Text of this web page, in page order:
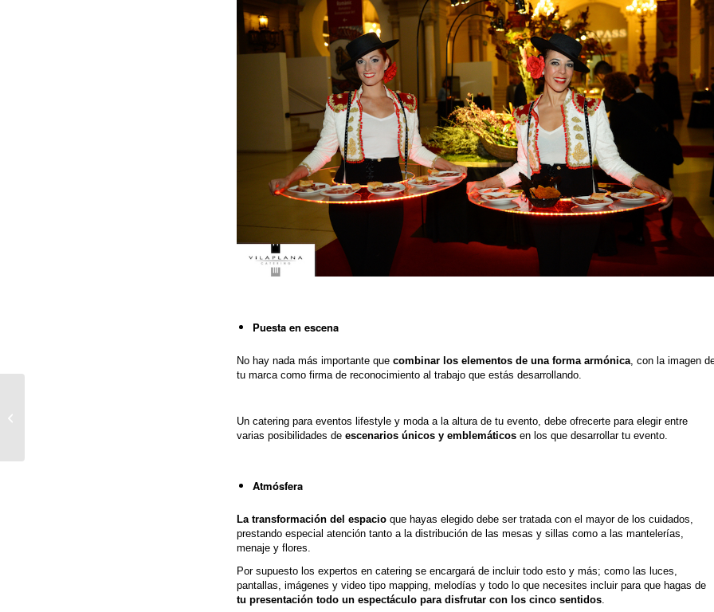
Puesta en escena
No hay nada más importante que combinar los elementos de una forma armónica, con la imagen
tu marca como firma de reconocimiento al trabajo que estás desarrollando.
Un catering para eventos lifestyle y moda a la altura de tu evento, debe ofrecerte para elegir entre
varias posibilidades de escenarios únicos y emblemáticos en los que desarrollar tu evento.
Atmósfera
La transformación del espacio que hayas elegido debe ser tratada con el mayor de los cuidados,
prestando especial atención tanto a la distribución de las mesas y sillas como a las mantelerías,
menaje y flores.
Por supuesto los expertos en catering se encargará de incluir todo esto y más; como las luces,
pantallas, imágenes y video tipo mapping, melodías y todo lo que necesites incluir para que hagas de
tu presentación todo un espectáculo para disfrutar con los cinco sentidos.